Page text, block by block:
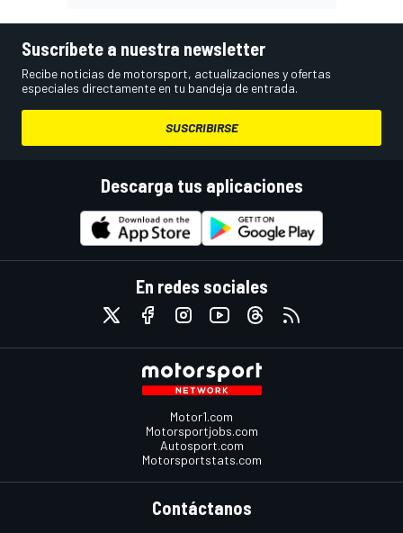
Suscríbete a nuestra newsletter
Recibe noticias de motorsport, actualizaciones y ofertas
especiales directamente en tu bandeja de entrada.
SUSCRIBIRSE
Descarga tus aplicaciones
En redes sociales
Motor1.com
Motorsportjobs.com
Autosport.com
Motorsportstats.com
Contáctanos